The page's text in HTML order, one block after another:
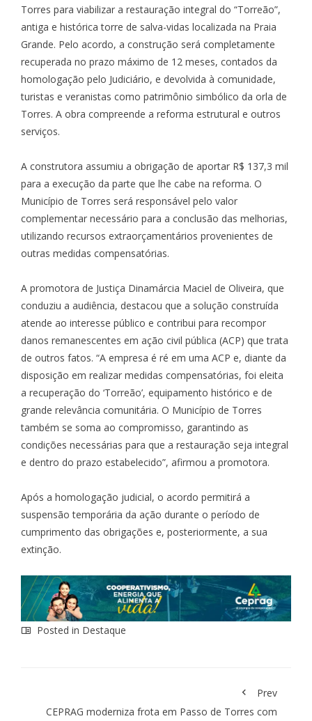
Torres para viabilizar a restauração integral do “Torreão”,
antiga e histórica torre de salva-vidas localizada na Praia
Grande. Pelo acordo, a construção será completamente
recuperada no prazo máximo de 12 meses, contados da
homologação pelo Judiciário, e devolvida à comunidade,
turistas e veranistas como patrimônio simbólico da orla de
Torres. A obra compreende a reforma estrutural e outros
serviços.
A construtora assumiu a obrigação de aportar R$ 137,3 mil
para a execução da parte que lhe cabe na reforma. O
Município de Torres será responsável pelo valor
complementar necessário para a conclusão das melhorias,
utilizando recursos extraorçamentários provenientes de
outras medidas compensatórias.
A promotora de Justiça Dinamárcia Maciel de Oliveira, que
conduziu a audiência, destacou que a solução construída
atende ao interesse público e contribui para recompor
danos remanescentes em ação civil pública (ACP) que trata
de outros fatos. “A empresa é ré em uma ACP e, diante da
disposição em realizar medidas compensatórias, foi eleita
a recuperação do ‘Torreão’, equipamento histórico e de
grande relevância comunitária. O Município de Torres
também se soma ao compromisso, garantindo as
condições necessárias para que a restauração seja integral
e dentro do prazo estabelecido”, afirmou a promotora.
Após a homologação judicial, o acordo permitirá a
suspensão temporária da ação durante o período de
cumprimento das obrigações e, posteriormente, a sua
extinção.
Posted in Destaque
Prev
CEPRAG moderniza frota em Passo de Torres com